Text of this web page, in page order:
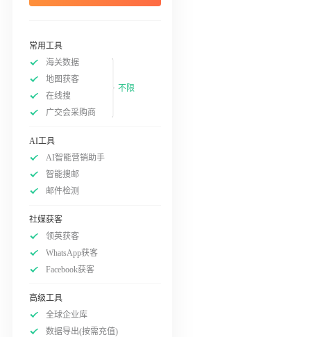
常用工具
海关数据
地图获客
在线搜
广交会采购商
不限
AI工具
AI智能营销助手
智能搜邮
邮件检测
社媒获客
领英获客
WhatsApp获客
Facebook获客
高级工具
全球企业库
数据导出(按需充值)